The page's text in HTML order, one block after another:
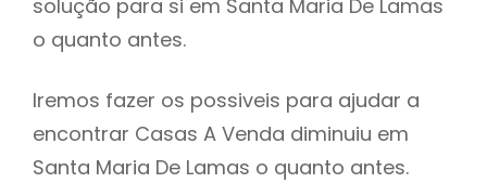
solução para si em Santa Maria De Lamas
o quanto antes.
Iremos fazer os possiveis para ajudar a
encontrar Casas A Venda diminuiu em
Santa Maria De Lamas o quanto antes.